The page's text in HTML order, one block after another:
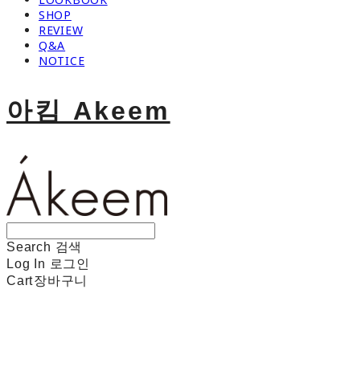
SHOP
REVIEW
Q&A
NOTICE
아킴 Akeem
Search 검색
Log In 로그인
Cart장바구니